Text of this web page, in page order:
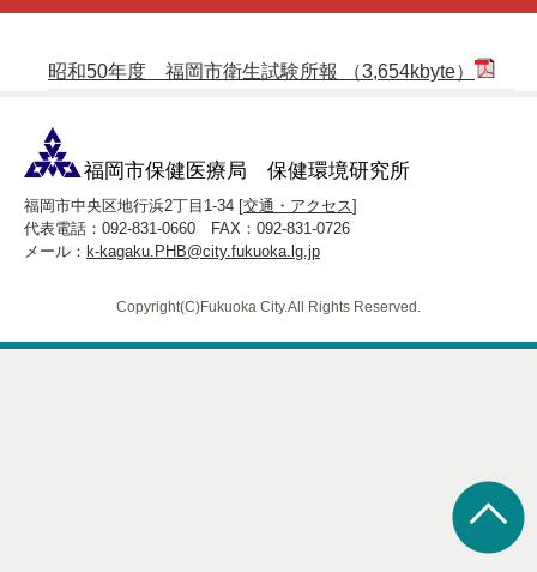
昭和50年度 福岡市衛生試験所報 （3,654kbyte）
福岡市保健医療局 保健環境研究所
福岡市中央区地行浜2丁目1-34 [交通・アクセス]
代表電話：092-831-0660 FAX：092-831-0726
メール： k-kagaku.PHB@city.fukuoka.lg.jp
Copyright(C)Fukuoka City.All Rights Reserved.